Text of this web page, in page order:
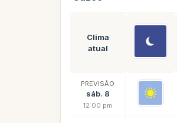
Clima
atual
PREVISÃO
sáb. 8
12:00 pm